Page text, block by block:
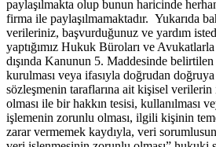
paylaşılmakta olup bunun haricinde
firma ile paylaşılmamaktadır. Yukarıda
verileriniz, başvurduğunuz ve yardım
yaptığımız Hukuk Büroları ve
dışında Kanunun 5. Maddesinde
kurulması veya ifasıyla doğrudan
sözleşmenin taraflarına ait kişisel
olması ile bir hakkın tesisi, kullanılması
işlemenin zorunlu olması, ilgili kişinin
zarar vermemek kaydıyla, veri